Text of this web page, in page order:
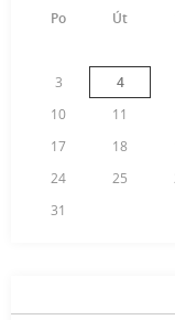
Po
Út
3
4
10
11
17
18
24
25
31